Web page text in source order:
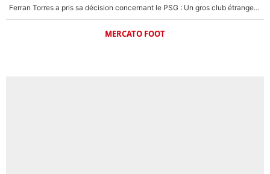
Ferran Torres a pris sa décision concernant le PSG : Un gros club étranger prêt à relancer le feuilleton pour la signature du champion du monde 2026 !
MERCATO FOOT